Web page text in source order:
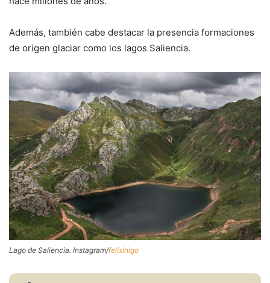
Además, también cabe destacar la presencia formaciones
de origen glaciar como los lagos Saliencia.
Lago de Saliencia. Instagram/felixinigo